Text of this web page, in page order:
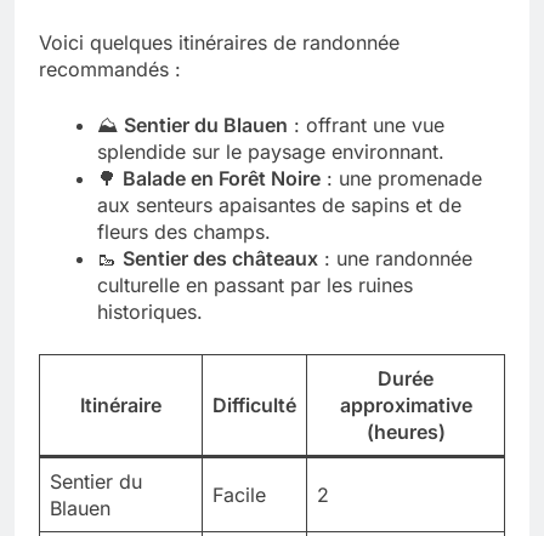
Voici quelques itinéraires de randonnée
recommandés :
⛰️ Sentier du Blauen : offrant une vue
splendide sur le paysage environnant.
🌳 Balade en Forêt Noire : une promenade
aux senteurs apaisantes de sapins et de
fleurs des champs.
🥾 Sentier des châteaux : une randonnée
culturelle en passant par les ruines
historiques.
Itinéraire Difficulté
Durée
approximative
(heures)
Sentier du
Blauen
Facile 2